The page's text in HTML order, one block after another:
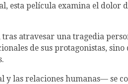
esta película examina el dolor
tras atravesar una tragedia
de sus protagonistas,
las relaciones humanas— se